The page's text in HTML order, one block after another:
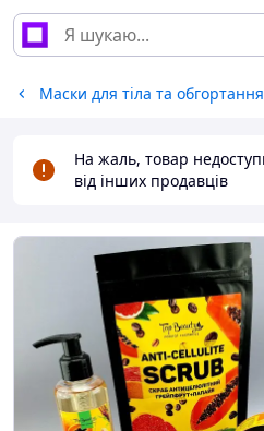
Маски для тіла та обгортання
На жаль, товар
від інших продавців